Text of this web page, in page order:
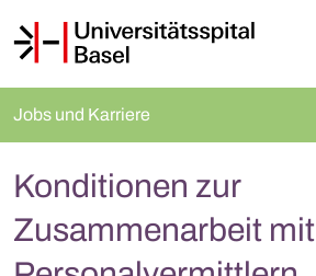
Jobs und Karriere
Konditionen zur
Zusammenarbeit mit